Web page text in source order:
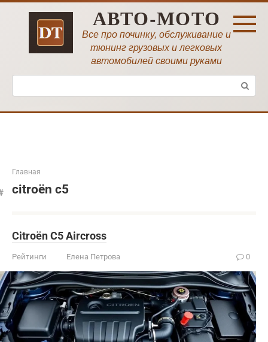
Перейти
АВТО-МОТО
Все про починку, обслуживание и
тюнинг грузовых и легковых
автомобилей своими руками
Поиск:
Главная
citroën c5
Citroën C5 Aircross
Рейтинги Елена Петрова 0